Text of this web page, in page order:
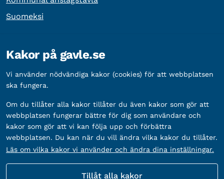
Suomeksi
Organisationsnummer: 212000-2338
Bankgironummer: 5888-2333
Kakor på gavle.se
Vi använder nödvändiga kakor (cookies) för att webbplatsen
ska fungera.
Om du tillåter alla kakor tillåter du även kakor som gör att
webbplatsen fungerar bättre för dig som användare och
kakor som gör att vi kan följa upp och förbättra
webbplatsen. Du kan när du vill ändra vilka kakor du tillåter.
Läs om vilka kakor vi använder och ändra dina inställningar.
Tillåt alla kakor